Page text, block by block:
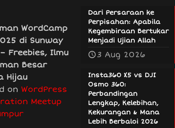
WordCamp
di Sunway
Freebies, Ilmu
Besar
Hijau
on WordPress
Meetup
Dari Persaraan ke
Perpisahan: Apabila
Kegembiraan Bertukar
Menjadi Ujian Allah
3 Aug 2026
Insta360 X5 vs DJI
Osmo 360:
Perbandingan
Lengkap, Kelebihan,
Kekurangan & Mana
Lebih Berbaloi 2026